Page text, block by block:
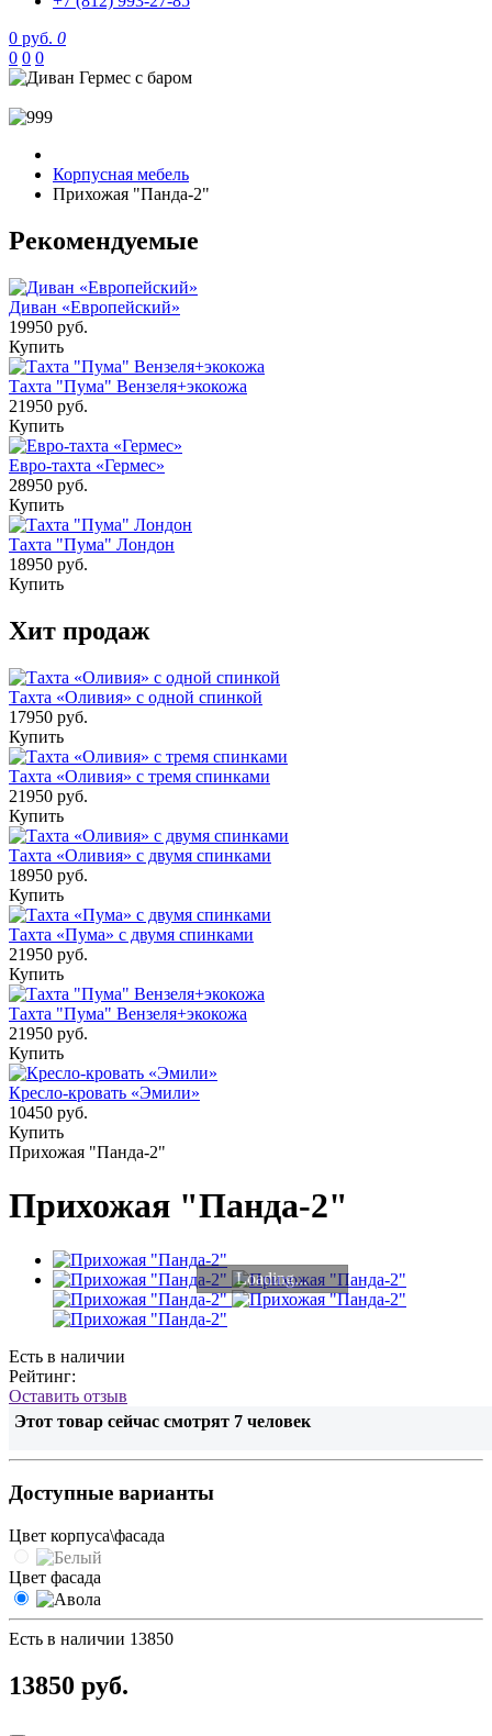
0 руб. 0
0 0 0
Корпусная мебель
Прихожая "Панда-2"
Рекомендуемые
Диван «Европейский»
19950 руб.
Купить
Тахта "Пума" Вензеля+экокожа
21950 руб.
Купить
Евро-тахта «Гермес»
28950 руб.
Купить
Тахта "Пума" Лондон
18950 руб.
Купить
Хит продаж
Тахта «Оливия» с одной спинкой
17950 руб.
Купить
Тахта «Оливия» с тремя спинками
21950 руб.
Купить
Тахта «Оливия» с двумя спинками
18950 руб.
Купить
Тахта «Пума» с двумя спинками
21950 руб.
Купить
Тахта "Пума" Вензеля+экокожа
21950 руб.
Купить
Кресло-кровать «Эмили»
10450 руб.
Купить
Прихожая "Панда-2"
Прихожая "Панда-2"
Loading...
Есть в наличии
Рейтинг:
Оставить отзыв
Этот товар сейчас смотрят 7 человек
Доступные варианты
Цвет корпуса\фасада
Цвет фасада
Есть в наличии 13850
13850 руб.